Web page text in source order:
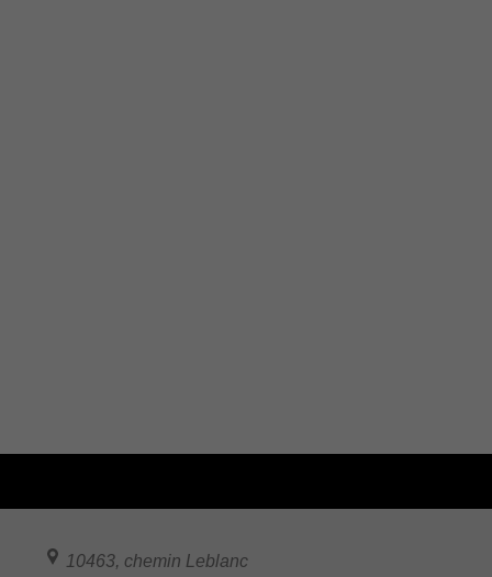
10463, chemin Leblanc